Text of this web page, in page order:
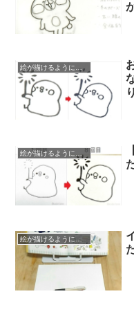
絵が描けるようになるまで
絵が描けるようになるまで